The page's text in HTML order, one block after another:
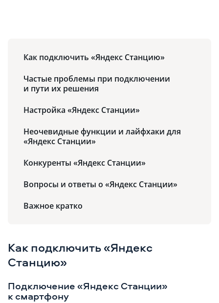
Как подключить «Яндекс Станцию»
Частые проблемы при подключении
и пути их решения
Настройка «Яндекс Станции»
Неочевидные функции и лайфхаки для
«Яндекс Станции»
Конкуренты «Яндекс Станции»
Вопросы и ответы о «Яндекс Станции»
Важное кратко
Как подключить «Яндекс
Станцию»
Подключение «Яндекс Станции»
к смартфону